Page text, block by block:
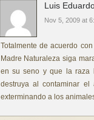
Luis
Nov 5, 2009 at
Totalmente de acuerdo
Madre Naturaleza siga
en su seno y que la raza
destruya al contaminar
exterminando a los